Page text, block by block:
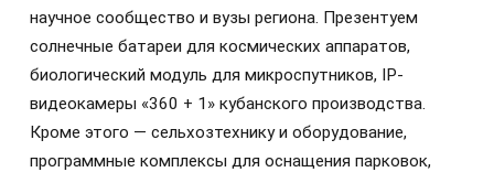
научное сообщество и вузы региона. Презентуем
солнечные батареи для космических аппаратов,
биологический модуль для микроспутников, IP-
видеокамеры «360 + 1» кубанского производства.
Кроме этого — сельхозтехнику и оборудование,
программные комплексы для оснащения парковок,